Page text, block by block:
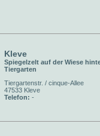
Kleve
Spiegelzelt auf der Wiese
Tiergarten
Tiergartenstr. / cinque-Allee
47533 Kleve
Telefon: -